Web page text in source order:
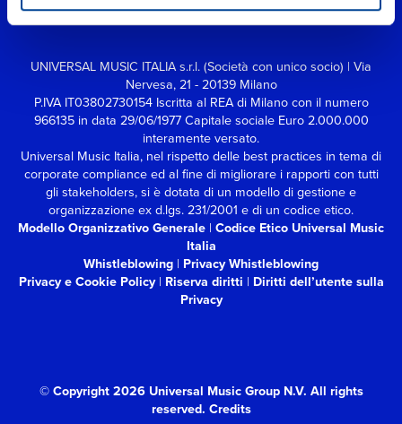
UNIVERSAL MUSIC ITALIA s.r.l. (Società con unico socio) | Via
Nervesa, 21 - 20139 Milano
P.IVA IT03802730154 Iscritta al REA di Milano con il numero
966135 in data 29/06/1977Capitale sociale Euro 2.000.000
interamente versato.
Universal Music Italia, nel rispetto delle best practices in tema di
corporate compliance ed al fine di migliorare i rapporti con tutti
gli stakeholders,si è dotata di un modello di gestione e
organizzazione ex d.lgs. 231/2001 e di un codice etico.
Modello Organizzativo Generale | Codice Etico Universal Music
Italia
Whistleblowing | Privacy Whistleblowing
Privacy e Cookie Policy| Riserva diritti | Diritti dell’utente sulla
Privacy
© Copyright 2026 Universal Music Group N.V. All rights
reserved. Credits